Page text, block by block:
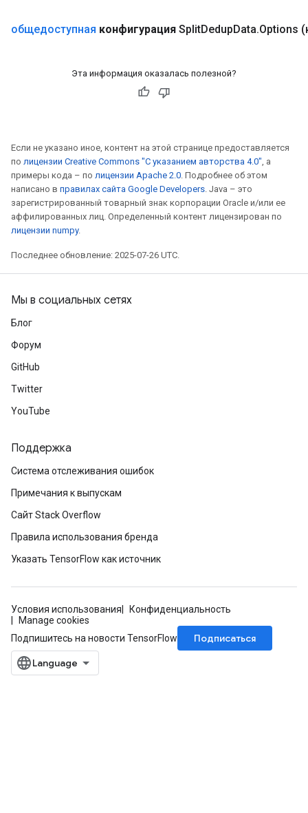
общедоступная конфигурация SplitDedupData.Options
Эта информация оказалась полезной?
Если не указано иное, контент на этой странице предоставляется
по лицензии Creative Commons "С указанием авторства 4.0", а
примеры кода – по лицензии Apache 2.0. Подробнее об этом
написано в правилах сайта Google Developers. Java – это
зарегистрированный товарный знак корпорации Oracle и/или ее
аффилированных лиц. Определенный контент лицензирован по
лицензии numpy.
Последнее обновление: 2025-07-26 UTC.
Мы в социальных сетях
Блог
Форум
GitHub
Twitter
YouTube
Поддержка
Система отслеживания ошибок
Примечания к выпускам
Сайт Stack Overflow
Правила использования бренда
Указать TensorFlow как источник
Условия использования
Конфиденциальность
Manage cookies
Подпишитесь на новости TensorFlow
Подписаться